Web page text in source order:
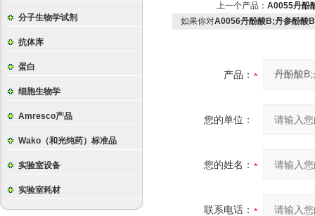
分子生物学试剂
抗体库
蛋白
细胞生物学
Amresco产品
Wako（和光纯药）标准品
实验室设备
实验室耗材
上一个产品： A0055丹酚
如果你对A0056丹酚酸B;丹参酚酸
产品：
您的单位：
您的姓名：
联系电话：